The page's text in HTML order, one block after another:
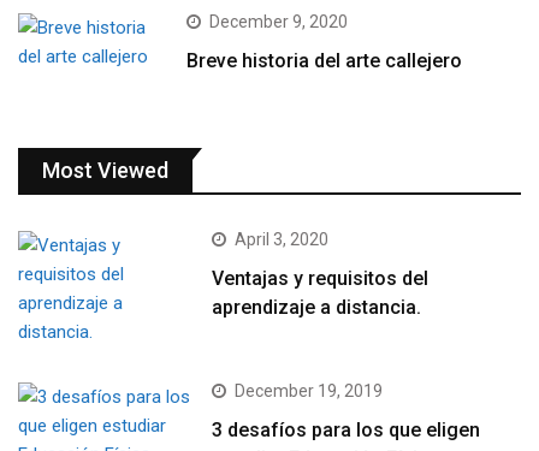
December 9, 2020
Breve historia del arte callejero
Most Viewed
April 3, 2020
Ventajas y requisitos del
aprendizaje a distancia.
December 19, 2019
3 desafíos para los que eligen